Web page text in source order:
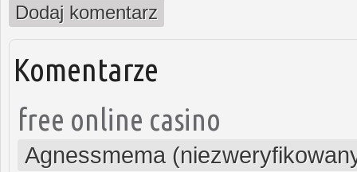
Dodaj komentarz
Komentarze
free online casino
Agnessmema